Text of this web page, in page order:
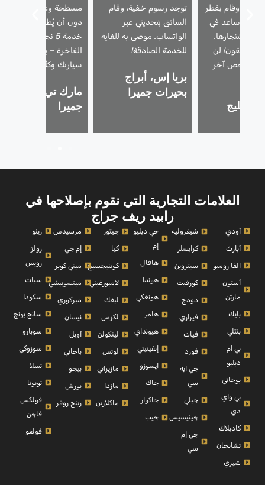
وقام بقطر
وساعد في
استئجارها.
المطلقون! لن
أي شخص آخر
الخليج
توجد رسوم خفية، وقام
السائق بتحديثي عبر
الواتساب. موصى به للغاية
للخدمة الصادقة!
بريا إس، أبراج
بحيرات جميرا
مسطحة وغطت مقاعدي
دون أن يُطلب مني ذلك.
خدمة 5 نجوم للمركبات
الفاخرة – يتعاملون مع
سيارتك وكأنها سيارتهم.
مارك تي، نخلة
جميرا
العلامات التجارية التي نقوم بإصلاحها في
رابيد ريف جراج
أودي
أبارث
الفا روميو
أستون
مارتن
بايك
بنتلي
بي ام
دبليو
بوجاتي
بي واي
دي
كاديلاك
تشانجان
شيري
شيفروليه
كرايسلر
سيتروين
كورفيت
دودج
فيراري
فيات
فورد
جي ايه
سي
جيلي
جينيسيس
جي إم
سي
جي دبليو
إم
هافال
هوندا
هونغكي
هامر
هيونداي
إنفينيتي
ايسوزو
جاك
جاكوار
جيب
جيتور
كيا
كوينيجسيج
لامبورغيني
ليفك
لكزس
لينكولن
لوتس
مازيراتي
مازدا
ماكلارين
مرسيدس
إم جي
ميني كوبر
ميتسوبيشي
ميركوري
نيسان
أوبل
باجاني
بيجو
بورش
رينج روفر
رينو
رولز
رويس
سيات
سكودا
سانج يونج
سوبارو
سوزوكي
تسلا
تويوتا
فولكس
فاجن
فولفو